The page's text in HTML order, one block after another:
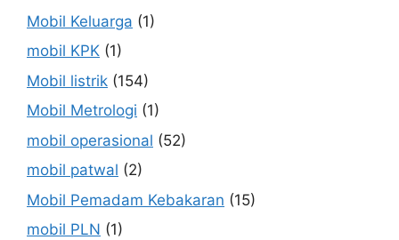
Mobil Keluarga (1)
mobil KPK (1)
Mobil listrik (154)
Mobil Metrologi (1)
mobil operasional (52)
mobil patwal (2)
Mobil Pemadam Kebakaran (15)
mobil PLN (1)